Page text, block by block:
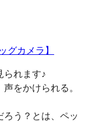
グカメラ】
られます♪
をかけられる。
ろう？とは、ペッ